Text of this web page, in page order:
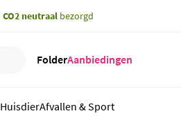
CO2 neutraal bezorgd
FolderAanbiedingen
HuisdierAfvallen & Sport